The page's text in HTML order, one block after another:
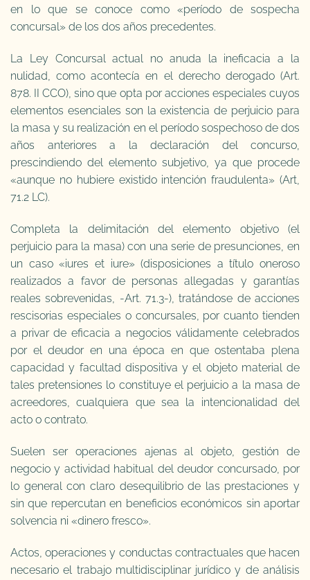
en lo que se conoce como «período de sospecha
concursal» de los dos años precedentes.
La Ley Concursal actual no anuda la ineficacia a la
nulidad, como acontecía en el derecho derogado (Art.
878. II CCO), sino que opta por acciones especiales cuyos
elementos esenciales son la existencia de perjuicio para
la masa y su realización en el período sospechoso de dos
años anteriores a la declaración del concurso,
prescindiendo del elemento subjetivo, ya que procede
«aunque no hubiere existido intención fraudulenta» (Art,
71.2 LC).
Completa la delimitación del elemento objetivo (el
perjuicio para la masa) con una serie de presunciones, en
un caso «iures et iure» (disposiciones a título oneroso
realizados a favor de personas allegadas y garantías
reales sobrevenidas, -Art. 71.3-), tratándose de acciones
rescisorias especiales o concursales, por cuanto tienden
a privar de eficacia a negocios válidamente celebrados
por el deudor en una época en que ostentaba plena
capacidad y facultad dispositiva y el objeto material de
tales pretensiones lo constituye el perjuicio a la masa de
acreedores, cualquiera que sea la intencionalidad del
acto o contrato.
Suelen ser operaciones ajenas al objeto, gestión de
negocio y actividad habitual del deudor concursado, por
lo general con claro desequilibrio de las prestaciones y
sin que repercutan en beneficios económicos sin aportar
solvencia ni «dinero fresco».
Actos, operaciones y conductas contractuales que hacen
necesario el trabajo multidisciplinar jurídico y de análisis